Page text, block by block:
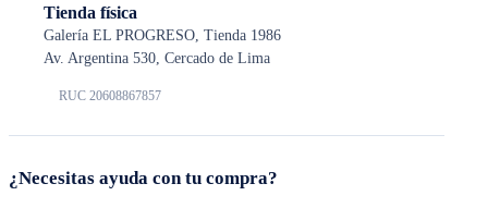
Tienda física
Galería EL PROGRESO, Tienda 1986
Av. Argentina 530, Cercado de Lima
RUC 20608867857
¿Necesitas ayuda con tu compra?